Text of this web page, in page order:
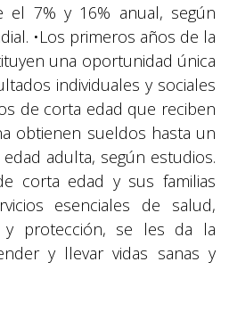
el 7% y 16% anual, según
•Los primeros años de la
una oportunidad única
individuales y sociales
de corta edad que reciben
obtienen sueldos hasta un
adulta, según estudios.
corta edad y sus familias
esenciales de salud,
y protección, se les da la
y llevar vidas sanas y